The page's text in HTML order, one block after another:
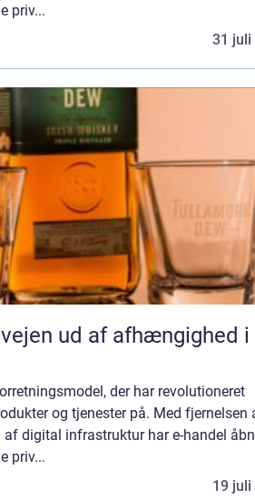
priv...
31 juli
der har revolutioneret
og tjenester på. Med fjernelsen
digital infrastruktur har e-handel
priv...
19 juli